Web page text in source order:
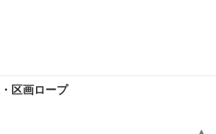
区画ロープ